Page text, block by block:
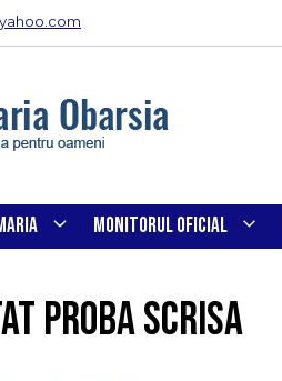
MONITORUL OFICIAL
PROBA SCRISA